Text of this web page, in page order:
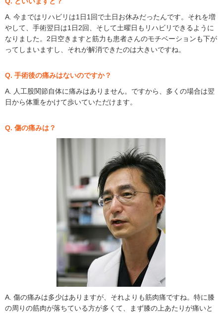
A. 今まではリハビリは1日1回で土日お休みだったんです。それを増
やして、手術翌日は1日2回、そして土曜日もリハビリできるように
なりました。2日空きますと筋力も患者さんのモチベーションも下が
ってしまいますし、それが解消できたのは大きいですね。
Q. 手術後の痛みはないのですか？
A. 人工股関節自体に痛みはありません。ですから、多くの場合は翌
日から体重をかけて歩いていただけます。
Q. 傷の痛みは？
A. 傷の痛みは多少はありますが、それよりも筋肉痛ですね。特に膝
の周りの筋肉が落ちている方が多くて、まず膝の上あたりが痛いと